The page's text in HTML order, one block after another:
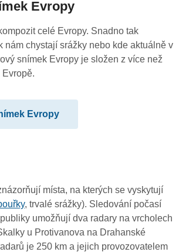
Evropy
celé Evropy. Snadno tak
nám chystají srážky nebo kde aktuálně v
snímek Evropy je složen z více než
Evropy
místa, na kterých se vyskytují
, trvalé srážky). Sledování počasí
umožňují dva radary na vrcholech
u Protivanova na Drahanské
je 250 km a jejich provozovatelem